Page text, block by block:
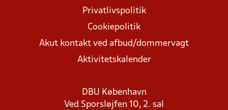
Privatlivspolitik
Cookiepolitik
Akut kontakt ved afbud/dommervagt
Aktivitetskalender
DBU København
Ved Sporsløjfen 10, 2. sal